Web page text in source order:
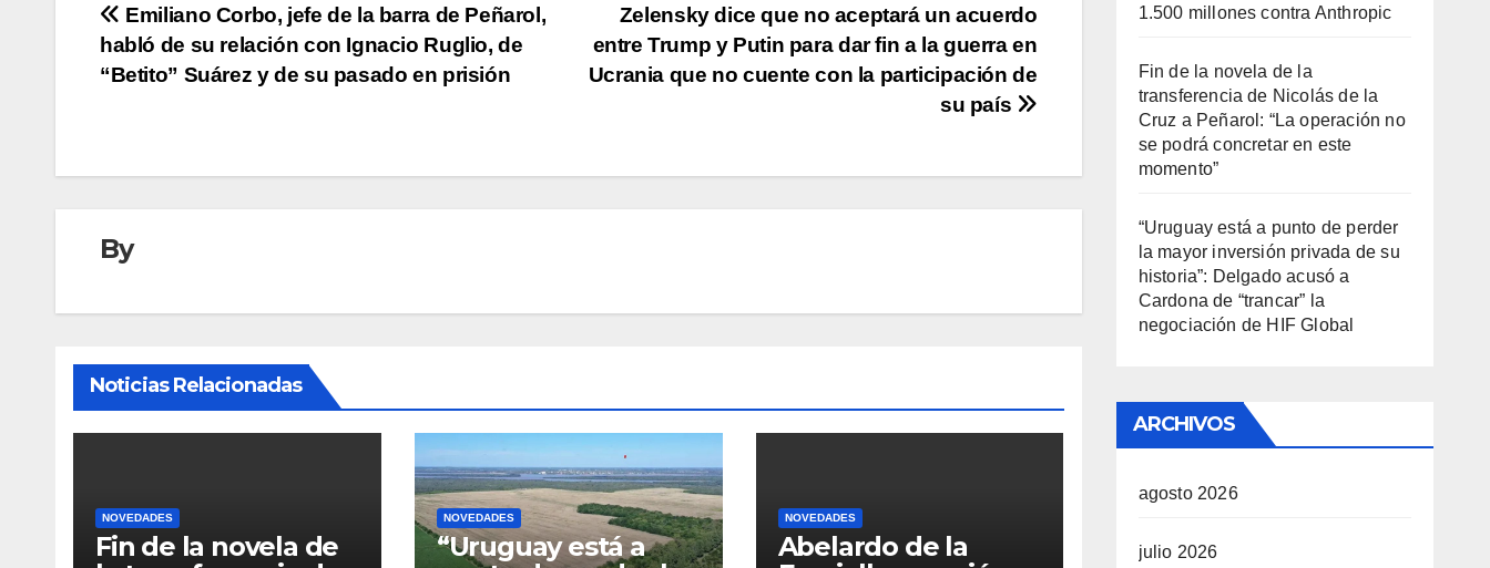
Navegación
de
Zelensky dice que no aceptará un acuerdo
entre Trump y Putin para dar fin a la guerra en
Ucrania que no cuente con la participación de
su país
Emiliano Corbo, jefe de la barra de Peñarol,
habló de su relación con Ignacio Ruglio, de
“Betito” Suárez y de su pasado en prisión
By
Noticias Relacionadas
NOVEDADES
Fin de la novela de
NOVEDADES
“Uruguay está a
NOVEDADES
Abelardo de la
1.500 millones contra Anthropic
Fin de la novela de la
transferencia de Nicolás de la
Cruz a Peñarol: “La operación no
se podrá concretar en este
momento”
“Uruguay está a punto de perder
la mayor inversión privada de su
historia”: Delgado acusó a
Cardona de “trancar” la
negociación de HIF Global
ARCHIVOS
agosto 2026
julio 2026